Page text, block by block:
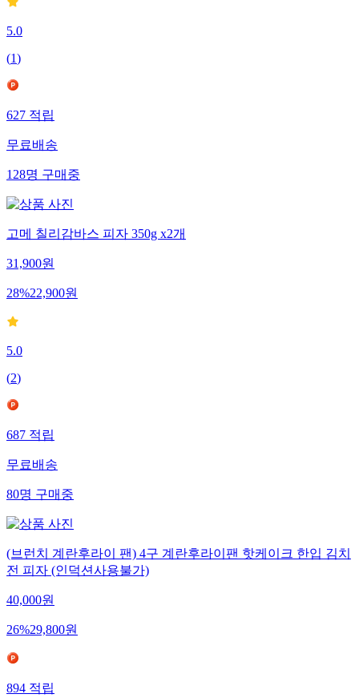
5.0
(1)
627적립
무료배송
128명구매중
고메 칠리감바스 피자 350g x2개
31,900원
28%22,900원
5.0
(2)
687적립
무료배송
80명구매중
(브런치 계란후라이 팬) 4구 계란후라이팬 핫케이크 한입 김치
전 피자 (인덕션사용불가)
40,000원
26%29,800원
894적립